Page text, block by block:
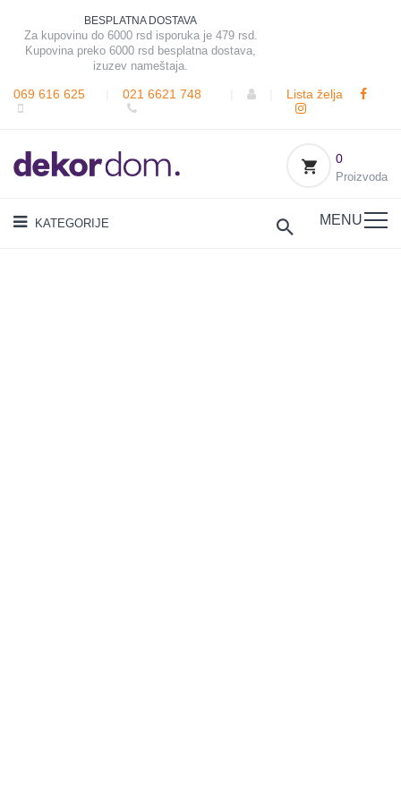
BESPLATNA DOSTAVA
Za kupovinu do 6000 rsd isporuka je 479 rsd.
Kupovina preko 6000 rsd besplatna dostava,
izuzev nameštaja.
069 616 625 021 6621 748 Lista želja
0
Proizvoda
KATEGORIJE MENU